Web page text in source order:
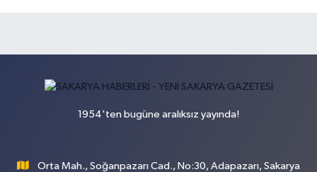
1954'ten bugüne aralıksız yayında!
Orta Mah., Soğanpazarı Cad., No:30, Adapazarı, Sakarya